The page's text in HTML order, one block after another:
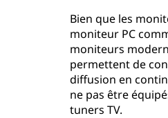
Bien que les
moniteur PC
moniteurs
permettent de
diffusion en
ne pas être
tuners TV.